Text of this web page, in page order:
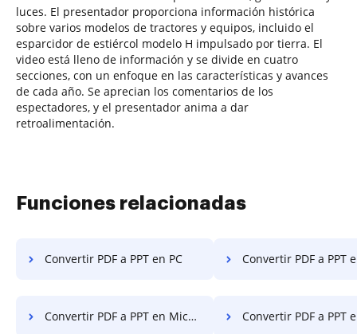
luces. El presentador proporciona información histórica
sobre varios modelos de tractores y equipos, incluido el
esparcidor de estiércol modelo H impulsado por tierra. El
video está lleno de información y se divide en cuatro
secciones, con un enfoque en las características y avances
de cada año. Se aprecian los comentarios de los
espectadores, y el presentador anima a dar
retroalimentación.
Funciones relacionadas
Convertir PDF a PPT en PC Convertir PDF a PPT
Convertir PDF a PPT en Microsoft Edge Convertir PDF a PPT